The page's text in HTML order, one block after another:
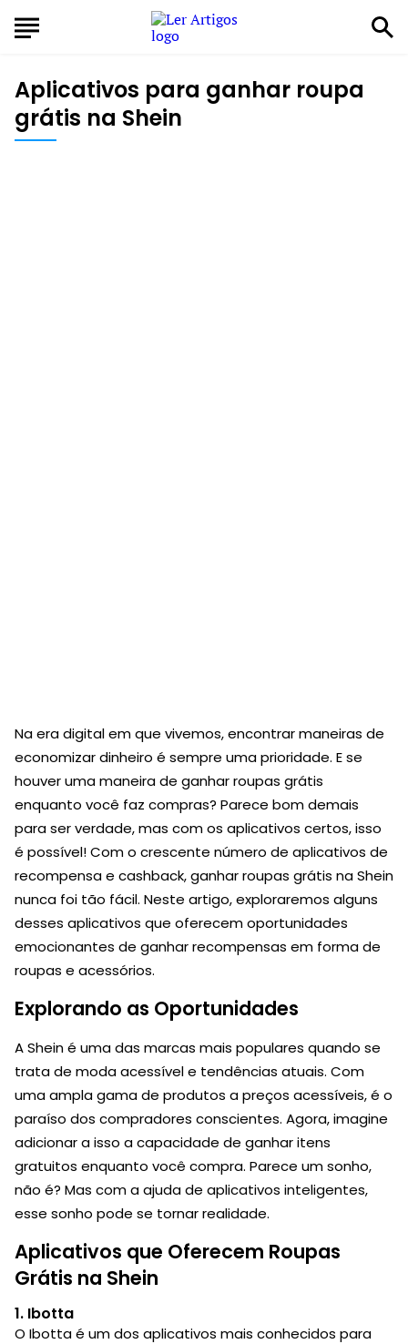
Aplicativos para ganhar roupa
grátis na Shein
Na era digital em que vivemos, encontrar maneiras de
economizar dinheiro é sempre uma prioridade. E se
houver uma maneira de ganhar roupas grátis
enquanto você faz compras? Parece bom demais
para ser verdade, mas com os aplicativos certos, isso
é possível! Com o crescente número de aplicativos de
recompensa e cashback, ganhar roupas grátis na Shein
nunca foi tão fácil. Neste artigo, exploraremos alguns
desses aplicativos que oferecem oportunidades
emocionantes de ganhar recompensas em forma de
roupas e acessórios.
Explorando as Oportunidades
A Shein é uma das marcas mais populares quando se
trata de moda acessível e tendências atuais. Com
uma ampla gama de produtos a preços acessíveis, é o
paraíso dos compradores conscientes. Agora, imagine
adicionar a isso a capacidade de ganhar itens
gratuitos enquanto você compra. Parece um sonho,
não é? Mas com a ajuda de aplicativos inteligentes,
esse sonho pode se tornar realidade.
Aplicativos que Oferecem Roupas
Grátis na Shein
1. Ibotta
O Ibotta é um dos aplicativos mais conhecidos para